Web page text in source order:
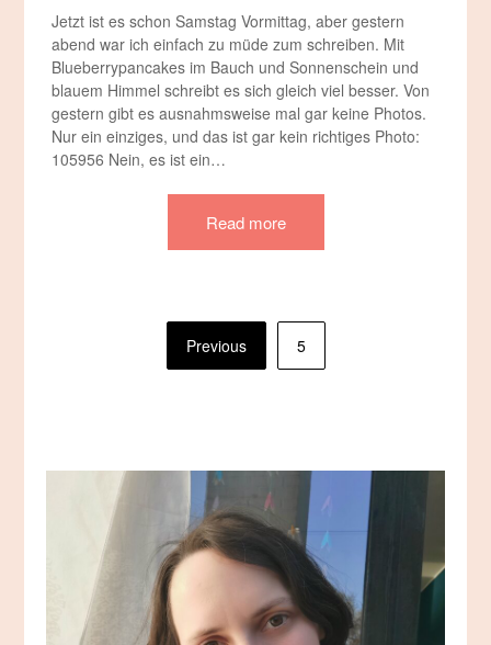
Jetzt ist es schon Samstag Vormittag, aber gestern
abend war ich einfach zu müde zum schreiben. Mit
Blueberrypancakes im Bauch und Sonnenschein und
blauem Himmel schreibt es sich gleich viel besser. Von
gestern gibt es ausnahmsweise mal gar keine Photos.
Nur ein einziges, und das ist gar kein richtiges Photo:
105956 Nein, es ist ein…
Read more
Seitennummerierung
Previous 5